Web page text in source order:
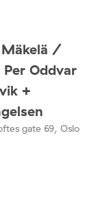
Mäkelä /
Oddvar
+
gate 69, Oslo